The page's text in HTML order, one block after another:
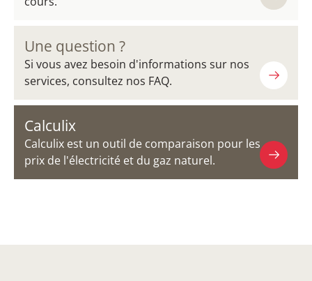
Une question ?
Si vous avez besoin d'informations sur nos
services, consultez nos FAQ.
Calculix
Calculix est un outil de comparaison pour les
prix de l'électricité et du gaz naturel.